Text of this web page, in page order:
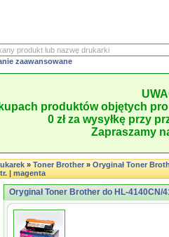
zaawansowane
produktów objętych
0 zł za wysyłkę przy
Zapraszamy
»Toner Brother»Oryginał Toner
| magenta
Oryginał Toner Brother do HL-4140CN/